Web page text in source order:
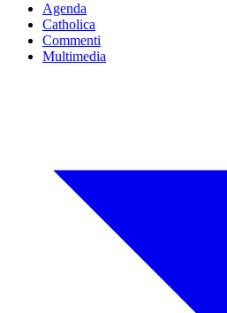
Agenda
Catholica
Commenti
Multimedia